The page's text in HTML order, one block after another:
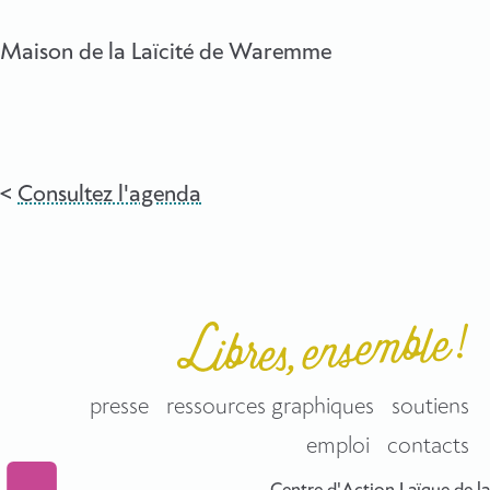
Maison de la Laïcité de Waremme
Consultez l'agenda
presse ressources graphiques
soutiens
emploi
contacts